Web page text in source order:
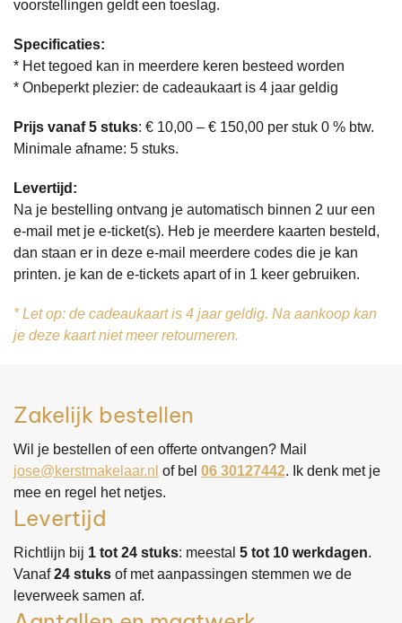
voorstellingen geldt een toeslag.
Specificaties:
* Het tegoed kan in meerdere keren besteed worden
* Onbeperkt plezier: de cadeaukaart is 4 jaar geldig
Prijs vanaf 5 stuks: € 10,00 – € 150,00 per stuk 0 % btw.
Minimale afname: 5 stuks.
Levertijd:
Na je bestelling ontvang je automatisch binnen 2 uur een
e-mail met je e-ticket(s). Heb je meerdere kaarten besteld,
dan staan er in deze e-mail meerdere codes die je kan
printen. je kan de e-tickets apart of in 1 keer gebruiken.
* Let op: de cadeaukaart is 4 jaar geldig. Na aankoop kan
je deze kaart niet meer retourneren.
Zakelijk bestellen
Wil je bestellen of een offerte ontvangen? Mail
jose@kerstmakelaar.nl of bel 06 30127442. Ik denk met je
mee en regel het netjes.
Levertijd
Richtlijn bij 1 tot 24 stuks: meestal 5 tot 10 werkdagen.
Vanaf24 stuks of met aanpassingen stemmen we de
leverweek samen af.